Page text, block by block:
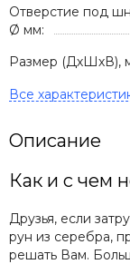
Отверстие под
Ø мм:
Размер (ДхШхВ),
Описание
Как и с чем
Друзья, если
рун из серебра,
решать Вам.